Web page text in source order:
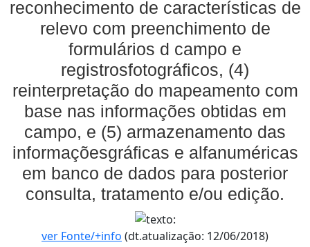
reconhecimento de características de
relevo com preenchimento de
formulários d campo e
registrosfotográficos, (4)
reinterpretação do mapeamento com
base nas informações obtidas em
campo, e (5) armazenamento das
informaçõesgráficas e alfanuméricas
em banco de dados para posterior
consulta, tratamento e/ou edição.
ver Fonte/+info (dt.atualização: 12/06/2018)